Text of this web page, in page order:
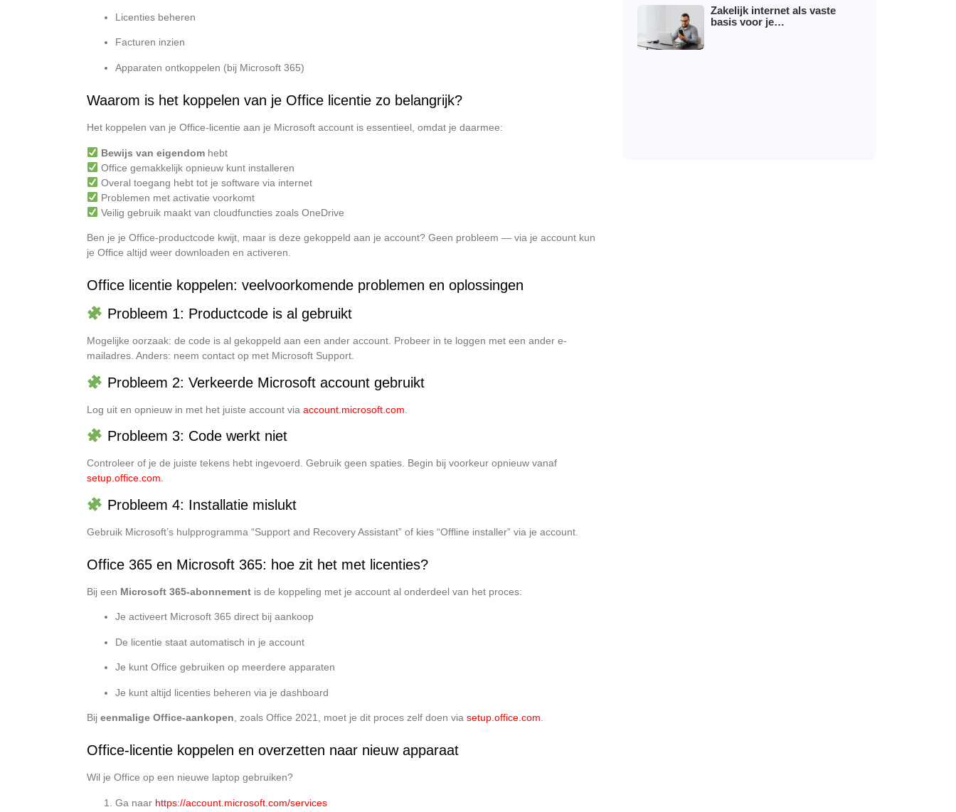
Licenties beheren
Facturen inzien
Apparaten ontkoppelen (bij Microsoft 365)
Waarom is het koppelen van je Office licentie zo belangrijk?
Het koppelen van je Office-licentie aan je Microsoft account is essentieel, omdat je daarmee:
Bewijs van eigendomhebt
Office gemakkelijk opnieuw kunt installeren
Overal toegang hebt tot je software via internet
Problemen met activatie voorkomt
Veilig gebruik maakt van cloudfuncties zoals OneDrive
Ben je je Office-productcode kwijt, maar is deze gekoppeld aan je account? Geen probleem — via je account kun
je Office altijd weer downloaden en activeren.
Office licentie koppelen: veelvoorkomende problemen en oplossingen
Probleem 1: Productcode is al gebruikt
Mogelijke oorzaak: de code is al gekoppeld aan een ander account. Probeer in te loggen met een ander e-
mailadres. Anders: neem contact op met Microsoft Support.
Probleem 2: Verkeerde Microsoft account gebruikt
Log uit en opnieuw in met het juiste account via account.microsoft.com
Probleem 3: Code werkt niet
Controleer of je de juiste tekens hebt ingevoerd. Gebruik geen spaties. Begin bij voorkeur opnieuw vanaf
setup.office.com
Probleem 4: Installatie mislukt
Gebruik Microsoft’s hulpprogramma “Support and Recovery Assistant” of kies “Offline installer” via je account.
Office 365 en Microsoft 365: hoe zit het met licenties?
Bij een Microsoft 365-abonnement is de koppeling met je account al onderdeel van het proces:
Je activeert Microsoft 365 direct bij aankoop
De licentie staat automatisch in je account
Je kunt Office gebruiken op meerdere apparaten
Je kunt altijd licenties beheren via je dashboard
Bij eenmalige Office-aankopen , zoals Office 2021, moet je dit proces zelf doen via setup.office.com
Office-licentie koppelen en overzetten naar nieuw apparaat
Wil je Office op een nieuwe laptop gebruiken?
Ga naar https://account.microsoft.com/services
Zakelijk internet als vaste
basis voor je…